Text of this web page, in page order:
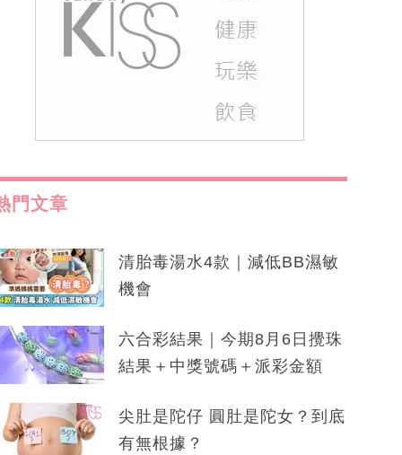
門文章
清胎毒湯水4款｜減低BB濕敏
機會
六合彩結果｜今期8月6日攪珠
結果＋中獎號碼＋派彩金額
尖肚是陀仔 圓肚是陀女？到底
有無根據？